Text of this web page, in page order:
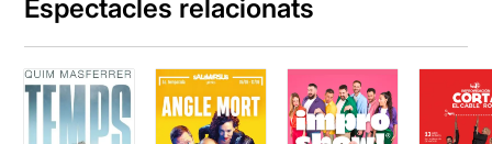
Espectacles relacionats